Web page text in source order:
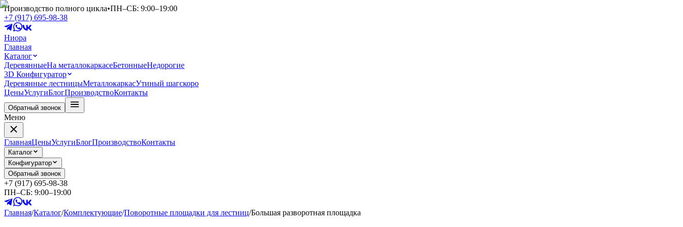
Производство полного цикла•ПН–СБ: 9:00–19:00
+7 (917) 695-98-38
Ниора
Главная
Каталог
ДеревянныеНа металлокаркасеБетонныеНедорогие
3D Конфигуратор
Деревянные лестницыМеталлокаркасУтиный шагскоро
ЦеныУслугиБлогПроизводствоКонтакты
Обратный звонок
Меню
ГлавнаяЦеныУслугиБлогПроизводствоКонтакты
Каталог
Конфигуратор
Обратный звонок
+7 (917) 695-98-38
ПН–СБ: 9:00–19:00
Главная/Каталог/Комплектующие/Поворотные площадки для лестниц/Большая разворотная площадка